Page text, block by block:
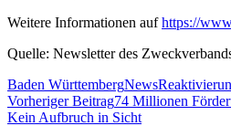
Weitere Informationen aufhttps://
Quelle: Newsletter des
Baden WürttembergNews
Beitragsnavigation
Vorheriger Beitrag74 Millionen
Kein Aufbruch in Sicht